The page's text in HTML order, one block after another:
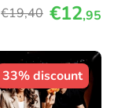
€19,40 €12,95
33% discount